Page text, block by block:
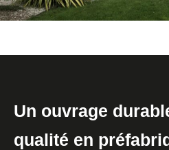
Un ouvrage
qualité en